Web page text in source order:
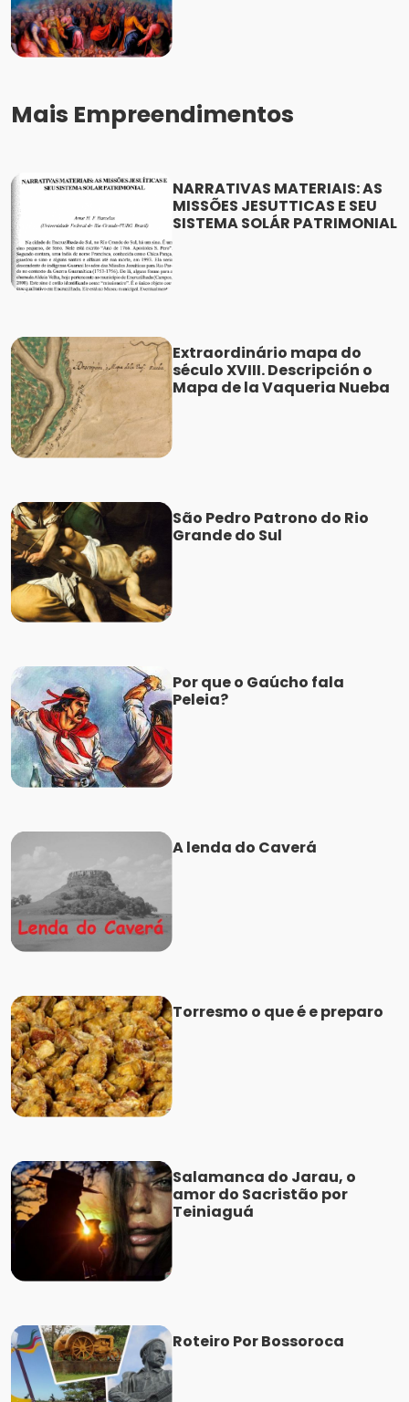
Mais Empreendimentos
NARRATIVAS MATERIAIS: AS
MISSÕES JESUTTICAS E SEU
SISTEMA SOLÁR PATRIMONIAL
Extraordinário mapa do
século XVIII. Descripción o
Mapa de la Vaqueria Nueba
São Pedro Patrono do Rio
Grande do Sul
Por que o Gaúcho fala
Peleia?
A lenda do Caverá
Torresmo o que é e preparo
Salamanca do Jarau, o
amor do Sacristão por
Teiniaguá
Roteiro Por Bossoroca